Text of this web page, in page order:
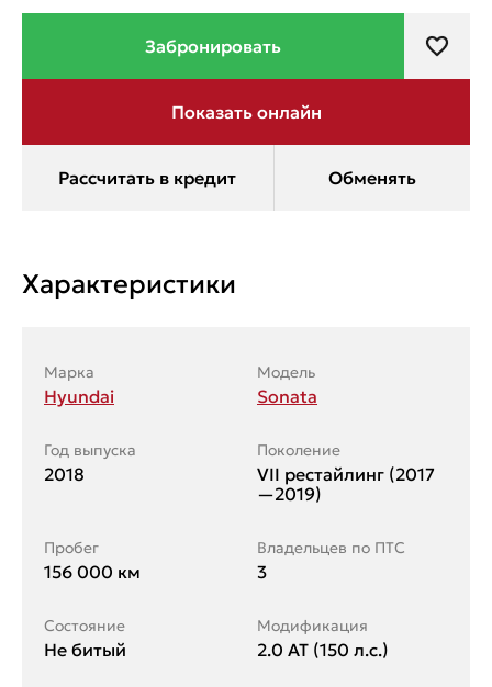
Характеристики
Марка
Hyundai
Модель
Sonata
Год выпуска
2018
Поколение
VII рестайлинг (2017
—2019)
Пробег
156 000 км
Владельцев по ПТС
3
Состояние
Не битый
Модификация
2.0 AT (150 л.с.)